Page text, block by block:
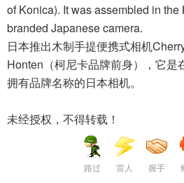
of Konica). It was assembled in the
branded Japanese camera.
日本推出木制手提便携式相机
Honten（柯尼卡品牌前身），它是
拥有品牌名称的日本相机。
未经授权，不得转载！
路过 雷人 握手